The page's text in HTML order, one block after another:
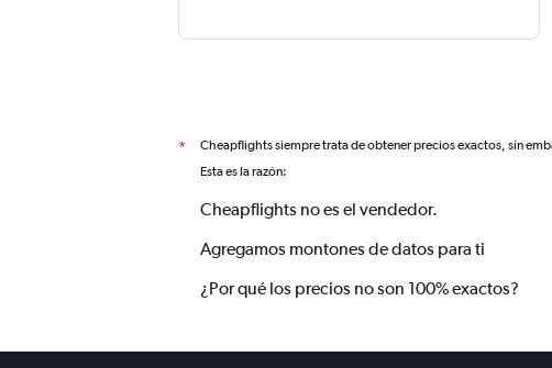
* Cheapflights siempre trata de obtener precios exactos, sin
Esta es la razón:
Cheapflights no es el vendedor.
Agregamos montones de datos para ti
¿Por qué los precios no son 100% exactos?